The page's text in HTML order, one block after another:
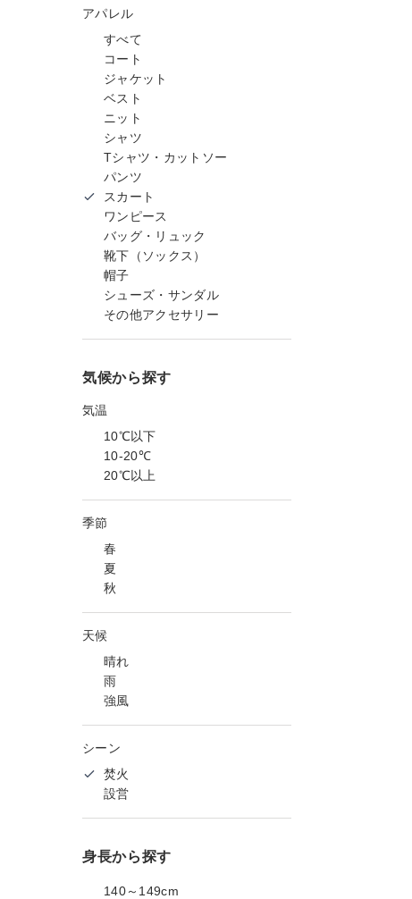
アパレル
すべて
コート
ジャケット
ベスト
ニット
シャツ
Tシャツ・カットソー
パンツ
スカート
ワンピース
バッグ・リュック
靴下（ソックス）
帽子
シューズ・サンダル
その他アクセサリー
気候から探す
気温
10℃以下
10-20℃
20℃以上
季節
春
夏
秋
天候
晴れ
雨
強風
シーン
焚火
設営
身長から探す
140～149cm